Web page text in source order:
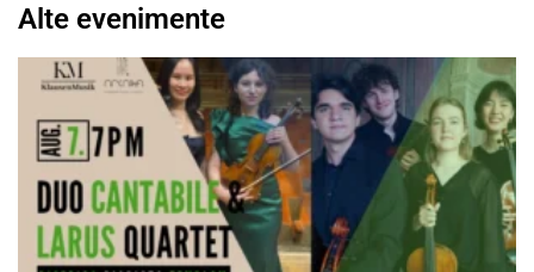
Alte evenimente